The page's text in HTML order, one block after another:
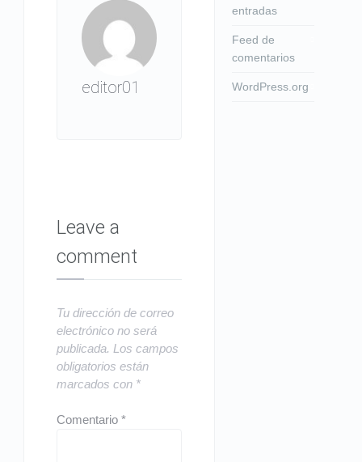
editor01
Leave a
comment
Tu dirección de correo
electrónico no será
publicada. Los campos
obligatorios están
marcados con *
Comentario*
entradas
Feed de
comentarios
WordPress.org